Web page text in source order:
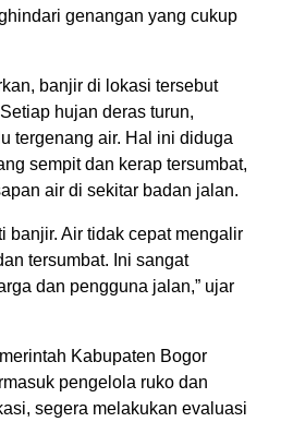
genangan yang cukup
banjir di lokasi tersebut
hujan deras turun,
tergenang air. Hal ini diduga
sempit dan kerap tersumbat,
air di sekitar badan jalan.
banjir. Air tidak cepat mengalir
tersumbat. Ini sangat
dan pengguna jalan,” ujar
Kabupaten Bogor
pengelola ruko dan
segera melakukan evaluasi